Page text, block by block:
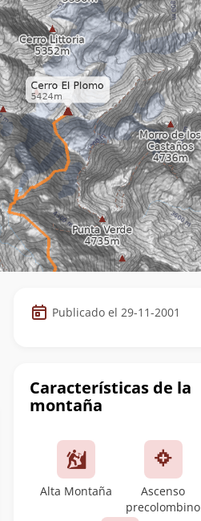
Datos
de
cumbre
Publicado el 29-11-2001
Características de la
montaña
Alta Montaña
Ascenso
precolombino